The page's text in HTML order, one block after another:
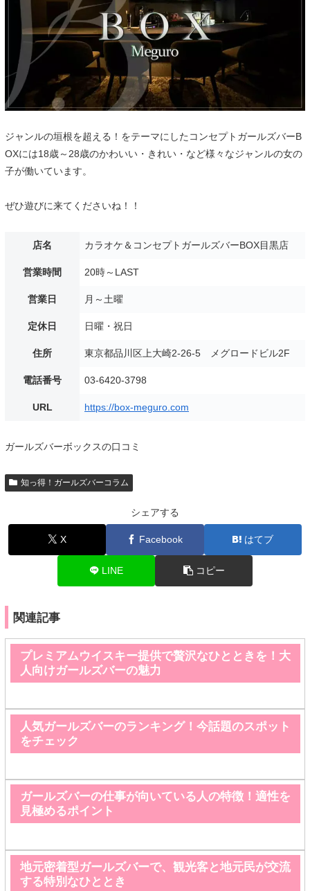
ジャンルの垣根を超える！をテーマにしたコンセプトガールズバーB
OXには18歳～28歳のかわいい・きれい・など様々なジャンルの女の
子が働いています。
ぜひ遊びに来てくださいね！！
店名 カラオケ＆コンセプトガールズバーBOX目黒店
営業時間 20時～LAST
営業日 月～土曜
定休日 日曜・祝日
住所 東京都品川区上大崎2-26-5 メグロードビル2F
電話番号 03-6420-3798
URL https://box-meguro.com
ガールズバーボックスの口コミ
知っ得！ガールズバーコラム
シェアする
X Facebook はてブ
LINE コピー
関連記事
プレミアムウイスキー提供で贅沢なひとときを！大
人向けガールズバーの魅力
人気ガールズバーのランキング！今話題のスポット
をチェック
ガールズバーの仕事が向いている人の特徴！適性を
見極めるポイント
地元密着型ガールズバーで、観光客と地元民が交流
する特別なひととき